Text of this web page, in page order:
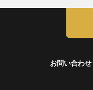
お問い合わせ